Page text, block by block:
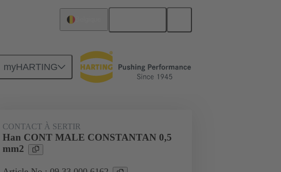
myHARTING
Électrique 09 33 000 6162
CONTACT À SERTIR
Han CONT MALE CONSTANTAN 0,5
mm2